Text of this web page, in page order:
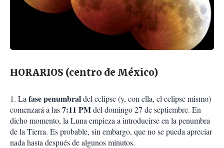
HORARIOS (centro de México)
1. La fase penumbraldel eclipse (y, con ella, el eclipse mismo)
comenzará a las7:11 PMdel domingo 27 de septiembre. En
dicho momento, la Luna empieza a introducirse en la penumbra
de la Tierra. Es probable, sin embargo, que no se pueda apreciar
nada hasta después de algunos minutos.